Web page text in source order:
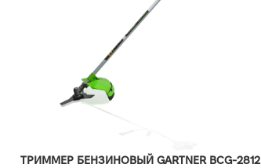
ТРИММЕР БЕНЗИНОВЫЙ GARTNER BCG-2812